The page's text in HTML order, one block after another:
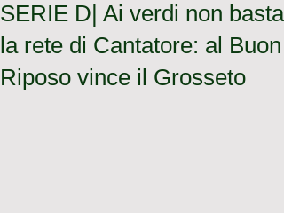
SERIE D| Ai verdi non basta
la rete di Cantatore: al Buon
Riposo vince il Grosseto